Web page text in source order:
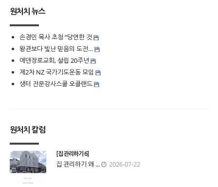
원처치 뉴스
손경민 목사 초청 “당연한 것
왕관보다 빛난 믿음의 도전…
에덴장로교회, 설립 20주년
제2차 NZ 국가기도운동 모임
생터 전문강사스쿨 오클랜드
원처치 칼럼
[집 관리하기 6]
집 관리하기 왜 ... 2026-07-22